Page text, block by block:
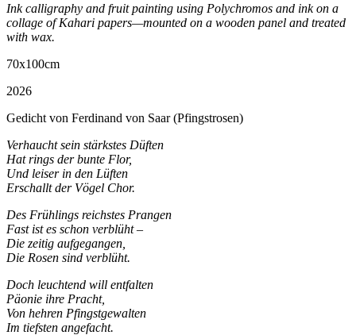
Ink calligraphy and fruit painting using Polychromos and ink on a
collage of Kahari papers—mounted on a wooden panel and treated
with wax.
70x100cm
2026
Gedicht von Ferdinand von Saar (Pfingstrosen)
Verhaucht sein stärkstes Düften
Hat rings der bunte Flor,
Und leiser in den Lüften
Erschallt der Vögel Chor.
Des Frühlings reichstes Prangen
Fast ist es schon verblüht –
Die zeitig aufgegangen,
Die Rosen sind verblüht.
Doch leuchtend will entfalten
Päonie ihre Pracht,
Von hehren Pfingstgewalten
Im tiefsten angefacht.